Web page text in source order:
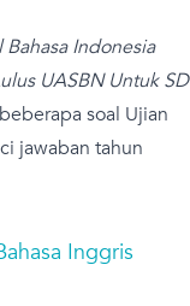
Indonesia
UASBN Untuk SD
soal Ujian
jawaban tahun
Inggris